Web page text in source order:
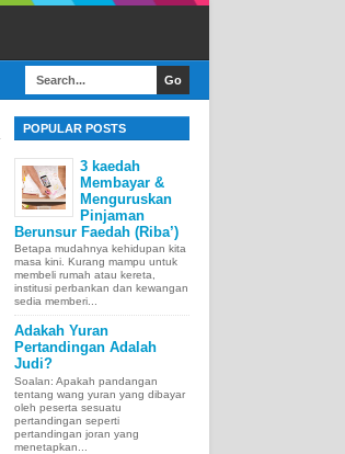
POPULAR POSTS
3 kaedah
Membayar &
Menguruskan
Pinjaman
Berunsur Faedah (Riba’)
Betapa mudahnya kehidupan kita
masa kini. Kurang mampu untuk
membeli rumah atau kereta,
institusi perbankan dan kewangan
sedia memberi...
Adakah Yuran
Pertandingan Adalah
Judi?
Soalan: Apakah pandangan
tentang wang yuran yang dibayar
oleh peserta sesuatu
pertandingan seperti
pertandingan joran yang
menetapkan...